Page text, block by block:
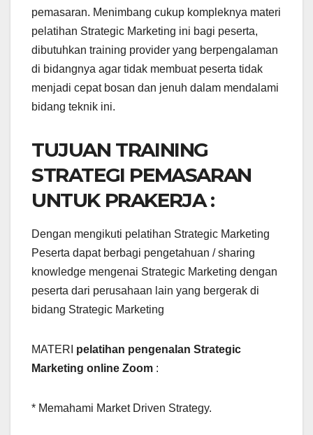
pemasaran. Menimbang cukup kompleknya materi
pelatihan Strategic Marketing ini bagi peserta,
dibutuhkan training provider yang berpengalaman
di bidangnya agar tidak membuat peserta tidak
menjadi cepat bosan dan jenuh dalam mendalami
bidang teknik ini.
TUJUAN TRAINING
STRATEGI PEMASARAN
UNTUK PRAKERJA :
Dengan mengikuti pelatihan Strategic Marketing
Peserta dapat berbagi pengetahuan / sharing
knowledge mengenai Strategic Marketing dengan
peserta dari perusahaan lain yang bergerak di
bidang Strategic Marketing
MATERI pelatihan pengenalan Strategic
Marketing online Zoom :
* Memahami Market Driven Strategy.